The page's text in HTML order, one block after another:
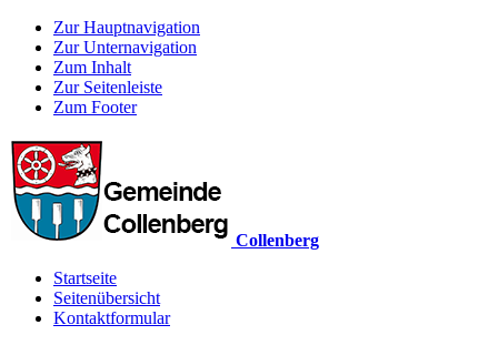
Zur Hauptnavigation
Zur Unternavigation
Zum Inhalt
Zur Seitenleiste
Zum Footer
Collenberg
Startseite
Seitenübersicht
Kontaktformular